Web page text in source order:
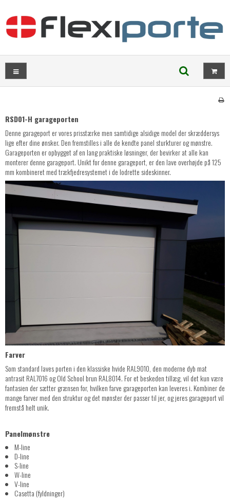
RSD01-H garageporten
Denne garageport er vores prisstærke men samtidige alsidige model der skræddersys
lige efter dine ønsker. Den fremstilles i alle de kendte panel sturkturer og mønstre.
Garageporten er opbygget af en lang praktiske løsninger, der bevirker at alle kan
monterer denne garageport. Unikt for denne garageport, er den lave overhøjde på 125
mm kombineret med trækfjedresystemet i de lodrette sideskinner.
Farver
Som standard laves porten i den klassiske hvide RAL9010, den moderne dyb mat
antrasit RAL7016 og Old School brun RAL8014. For et beskeden tillæg, vil det kun være
fantasien der sætter grænsen for, hvilken farve garageporten kan leveres i. Kombiner de
mange farver med den struktur og det mønster der passer til jer, og jeres garageport vil
fremstå helt unik.
Panelmønstre
M-line
D-line
S-line
W-line
V-line
Casetta (fyldninger)